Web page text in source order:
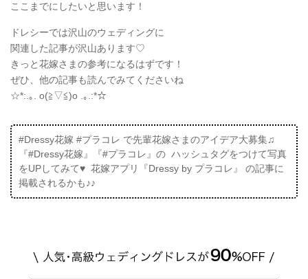
ここまでにしたいと思います！
ドレシーでは沢山のウェディングに
関連した記事が沢山あります♡
きっと花嫁さまの参考になるはずです！
ぜひ、他の記事も読んでみてくださいね
☆*:.｡. o(≧▽≦)o .｡.:*☆
#Dressy花嫁 #プラコレ で先輩花嫁さまのアイデア大募集♫
『#Dressy花嫁』『#プラコレ』の ハッシュタグをつけて写真
をUPしてみて♥ 花嫁アプリ『Dressy by プラコレ』 の記事に
掲載されるかも♪♪